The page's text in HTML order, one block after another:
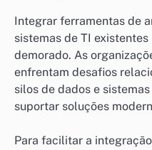
Integrar ferramentas de
sistemas de TI
demorado. As
enfrentam desafios
silos de dados e
suportar soluções
Para facilitar a